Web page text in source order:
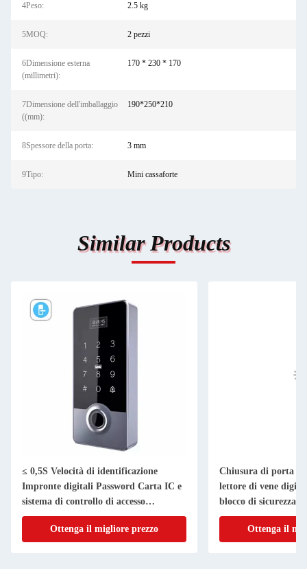
4Peso: 2.5 kg
5MOQ: 2 pezzi
6Dimensione esterna
(millimetri):
170 * 230 * 170
7Dimensione dell'imballaggio
((mm):
190*250*210
8Spessore della porta: 3 mm
9Tipo: Mini cassaforte
Similar Products
≤ 0,5S Velocità di identificazione
Impronte digitali Password Carta IC e
sistema di controllo di accesso
intelligente APP
Ottenga il migliore prezzo
Chiusura di porta
lettore di vene
blocco di sicurezza
Ottenga il